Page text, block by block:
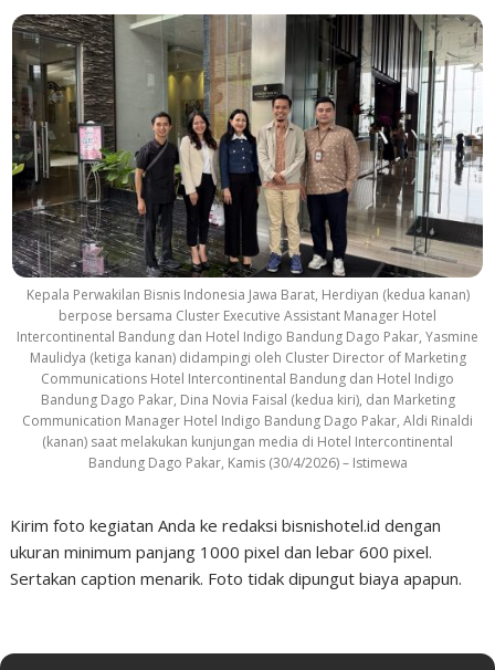
Kepala Perwakilan Bisnis Indonesia Jawa Barat, Herdiyan (kedua kanan)
berpose bersama Cluster Executive Assistant Manager Hotel
Intercontinental Bandung dan Hotel Indigo Bandung Dago Pakar, Yasmine
Maulidya (ketiga kanan) didampingi oleh Cluster Director of Marketing
Communications Hotel Intercontinental Bandung dan Hotel Indigo
Bandung Dago Pakar, Dina Novia Faisal (kedua kiri), dan Marketing
Communication Manager Hotel Indigo Bandung Dago Pakar, Aldi Rinaldi
(kanan) saat melakukan kunjungan media di Hotel Intercontinental
Bandung Dago Pakar, Kamis (30/4/2026) – Istimewa
Kirim foto kegiatan Anda ke redaksi bisnishotel.id dengan
ukuran minimum panjang 1000 pixel dan lebar 600 pixel.
Sertakan caption menarik. Foto tidak dipungut biaya apapun.